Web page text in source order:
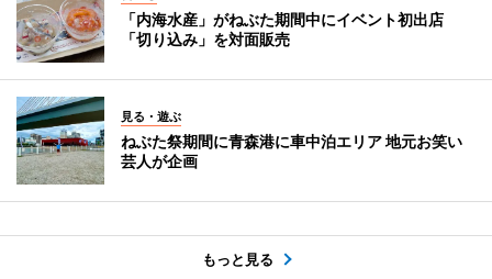
「内海水産」がねぶた期間中にイベント初出店
「切り込み」を対面販売
見る・遊ぶ
ねぶた祭期間に青森港に車中泊エリア 地元お笑い
芸人が企画
もっと見る